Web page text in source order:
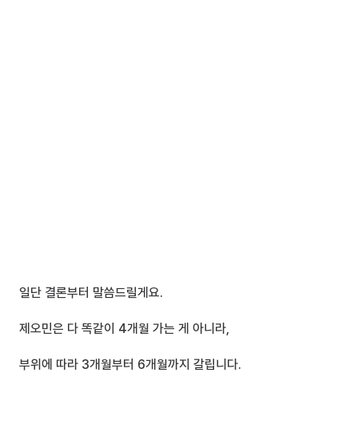
일단 결론부터 말씀드릴게요.
제오민은 다 똑같이 4개월 가는 게 아니라,
부위에 따라 3개월부터 6개월까지 갈립니다.